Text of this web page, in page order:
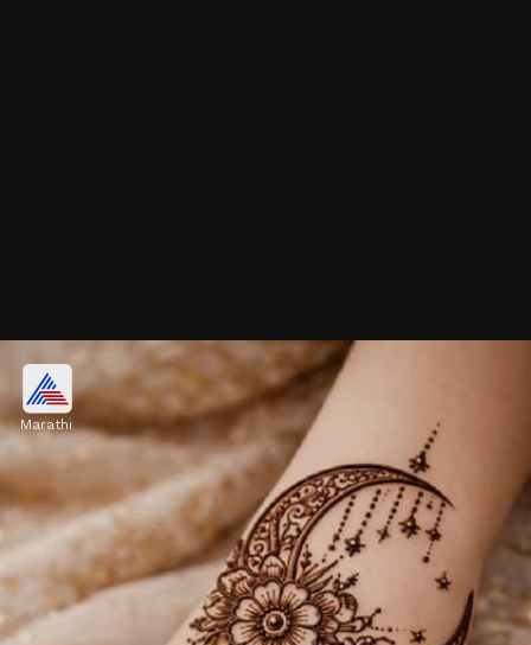
चांद-फ्लोरल डिझाइन मेहंदी
मेहंदीने हाताची मागची बाजू (बॅक हँड) चांद आणि फुलांच्या
डिझाइनने सजवा. अशी मेहंदी दिसायला खूप भरगच्च आणि सुंदर
वाटते.
Image credits: pinterest
Marathi